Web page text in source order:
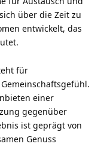
über die Zeit zu
entwickelt, das
für
einer
gegenüber
ist geprägt von
Genuss